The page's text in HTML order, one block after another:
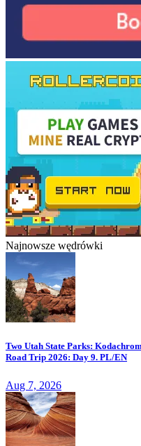
Najnowsze wędrówki
Two Utah State Parks:
Road Trip 2026: Day 9. PL/EN
Aug 7, 2026